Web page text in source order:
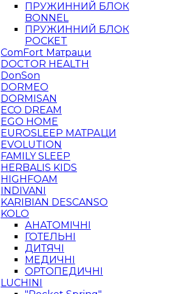
ПРУЖИННИЙ БЛОК
BONNEL
ПРУЖИННИЙ БЛОК
POCKET
ComFort Матраци
DOCTOR HEALTH
DonSon
DORMEO
DORMISAN
ECO DREAM
EGO HOME
EUROSLEEP МАТРАЦИ
EVOLUTION
FAMILY SLEEP
HERBALIS KIDS
HIGHFOAM
INDIVANI
KARIBIAN DESCANSO
KOLO
АНАТОМІЧНІ
ГОТЕЛЬНІ
ДИТЯЧІ
МЕДИЧНІ
ОРТОПЕДИЧНІ
LUCHINI